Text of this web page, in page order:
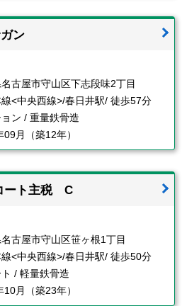
ン
古屋市守山区下志段味2丁目
<中央西線>/春日井駅/ 徒歩57分
ン / 重量鉄骨造
09月（築12年）
ート主税 C
古屋市守山区笹ヶ根1丁目
<中央西線>/春日井駅/ 徒歩50分
/ 軽量鉄骨造
10月（築23年）